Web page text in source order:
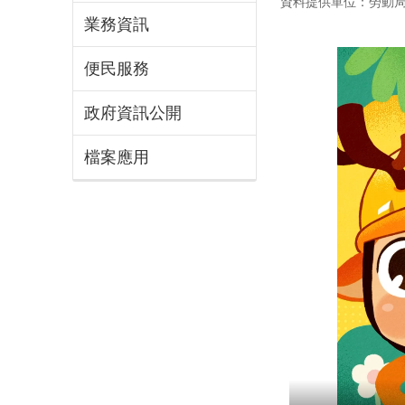
業務資訊
便民服務
政府資訊公開
檔案應用